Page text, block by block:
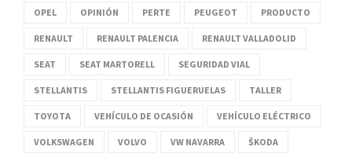
OPEL OPINIÓN PERTE PEUGEOT PRODUCTO
RENAULT RENAULT PALENCIA RENAULT VALLADOLID
SEAT SEAT MARTORELL SEGURIDAD VIAL
STELLANTIS STELLANTIS FIGUERUELAS TALLER
TOYOTA VEHÍCULO DE OCASIÓN VEHÍCULO ELÉCTRICO
VOLKSWAGEN VOLVO VW NAVARRA ŠKODA